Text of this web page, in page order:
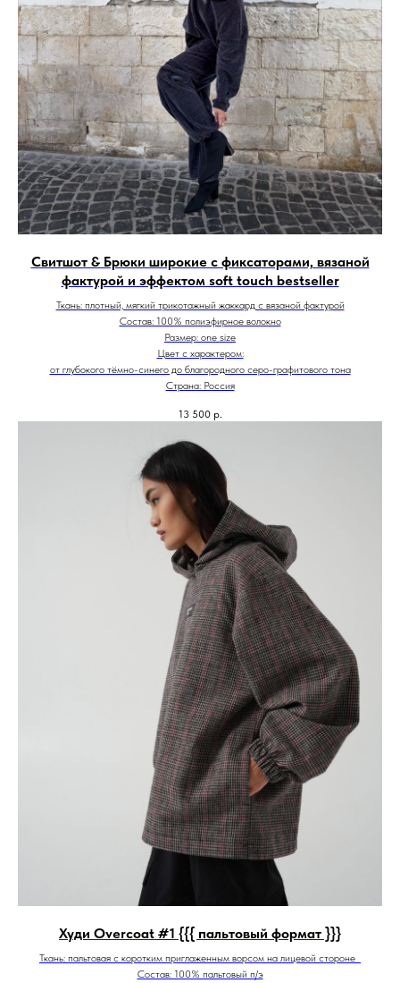
Свитшот & Брюки широкие с фиксаторами, вязаной
фактурой и эффектом soft touch bestseller
Ткань: плотный, мягкий трикотажный жаккард с вязаной фактурой
Состав: 100% полиэфирное волокно
Размер: one size
Цвет с характером:
от глубокого тёмно-синего до благородного серо-графитового тона
Страна: Россия
13 500 р.
Худи Overcoat #1 {{{ пальтовый формат }}}
Ткань: пальтовая с коротким приглаженным ворсом на лицевой стороне
Состав: 100% пальтовый п/э